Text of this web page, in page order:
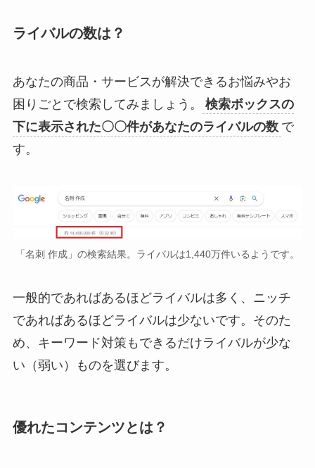
ライバルの数は？
あなたの商品・サービスが解決できるお悩みやお
困りごとで検索してみましょう。
検索ボックスの
下に表示された〇〇件があなたのライバルの数 で
す。
「名刺 作成」の検索結果。ライバルは1,440万件いるようです。
一般的であればあるほどライバルは多く、ニッチ
であればあるほどライバルは少ないです。そのた
め、キーワード対策もできるだけライバルが少な
い（弱い）ものを選びます。
優れたコンテンツとは？